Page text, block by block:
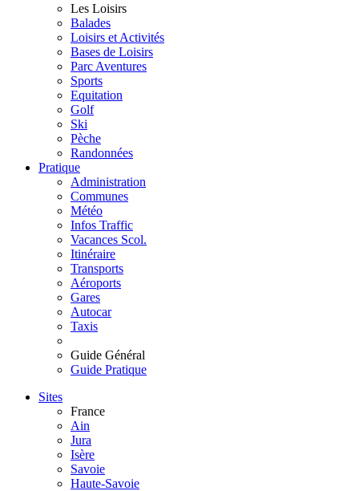
Les Loisirs
Balades
Loisirs et Activités
Bases de Loisirs
Parc Aventures
Sports
Equitation
Golf
Ski
Pèche
Randonnées
Pratique
Administration
Communes
Météo
Infos Traffic
Vacances Scol.
Itinéraire
Transports
Aéroports
Gares
Autocar
Taxis
Guide Général
Guide Pratique
Sites
France
Ain
Jura
Isère
Savoie
Haute-Savoie